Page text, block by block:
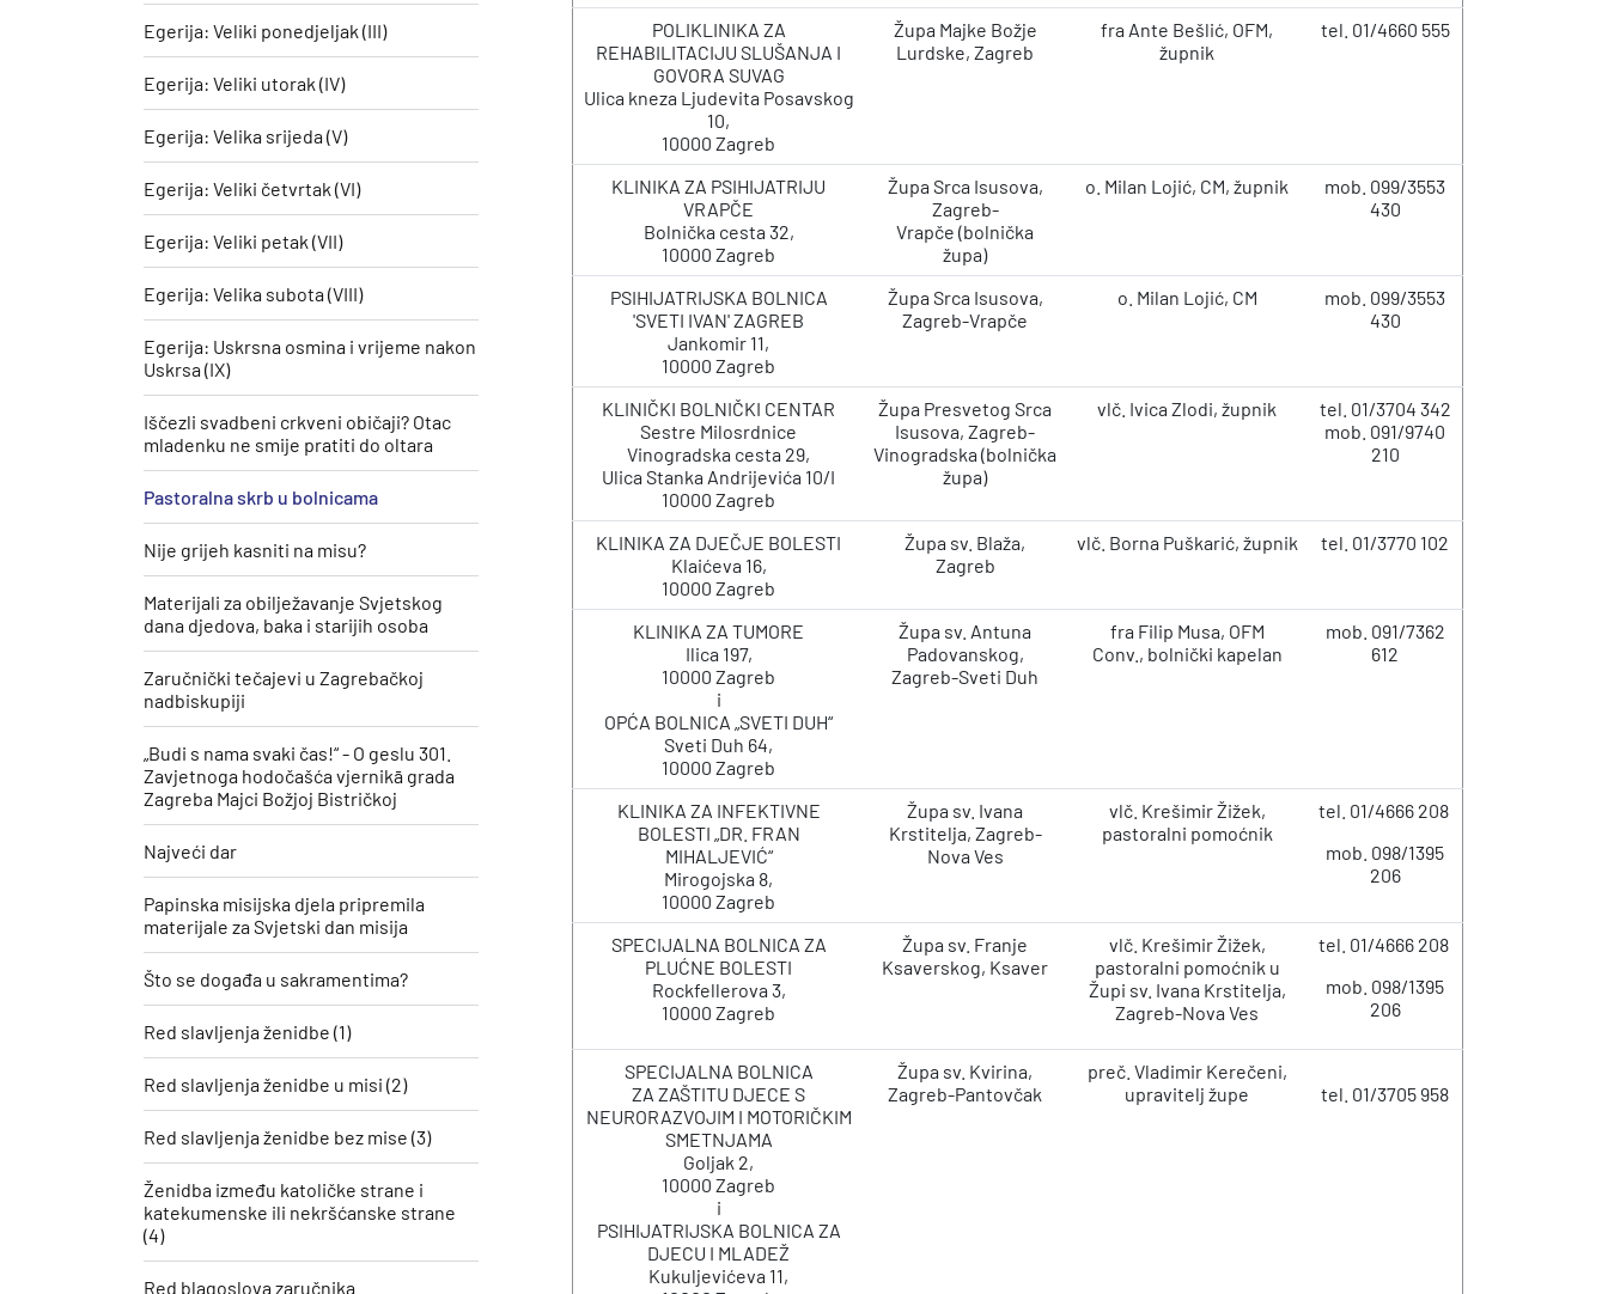
Egerija: Veliki ponedjeljak (III)
Egerija: Veliki utorak (IV)
Egerija: Velika srijeda (V)
Egerija: Veliki četvrtak (VI)
Egerija: Veliki petak (VII)
Egerija: Velika subota (VIII)
Egerija: Uskrsna osmina i vrijeme nakon
Uskrsa (IX)
Iščezli svadbeni crkveni običaji? Otac
mladenku ne smije pratiti do oltara
Pastoralna skrb u bolnicama
Nije grijeh kasniti na misu?
Materijali za obilježavanje Svjetskog
dana djedova, baka i starijih osoba
Zaručnički tečajevi u Zagrebačkoj
nadbiskupiji
„Budi s nama svaki čas!“ - O geslu 301.
Zavjetnoga hodočašća vjernikā grada
Zagreba Majci Božjoj Bistričkoj
Najveći dar
Papinska misijska djela pripremila
materijale za Svjetski dan misija
Što se događa u sakramentima?
Red slavljenja ženidbe (1)
Red slavljenja ženidbe u misi (2)
Red slavljenja ženidbe bez mise (3)
Ženidba između katoličke strane i
katekumenske ili nekršćanske strane
(4)
Red blagoslova zaručnika
POLIKLINIKA ZA
REHABILITACIJU SLUŠANJA I
GOVORA SUVAG
Ulica kneza Ljudevita Posavskog
10,
10000 Zagreb
Župa Majke Božje
Lurdske, Zagreb
fra Ante Bešlić, OFM,
župnik
tel. 01/4660 555
KLINIKA ZA PSIHIJATRIJU
VRAPČE
Bolnička cesta 32,
10000 Zagreb
Župa Srca Isusova,
Zagreb-
Vrapče (bolnička
župa)
o. Milan Lojić, CM, župnik
mob. 099/3553
430
PSIHIJATRIJSKA BOLNICA
'SVETI IVAN' ZAGREB
Jankomir 11,
10000 Zagreb
Župa Srca Isusova,
Zagreb-Vrapče
o. Milan Lojić, CM
mob. 099/3553
430
KLINIČKI BOLNIČKI CENTAR
Sestre Milosrdnice
Vinogradska cesta 29,
Ulica Stanka Andrijevića 10/I
10000 Zagreb
Župa Presvetog Srca
Isusova, Zagreb-
Vinogradska (bolnička
župa)
vlč. Ivica Zlodi, župnik
tel. 01/3704 342
mob. 091/9740
210
KLINIKA ZA DJEČJE BOLESTI
Klaićeva 16,
10000 Zagreb
Župa sv. Blaža,
Zagreb
vlč. Borna Puškarić, župnik tel. 01/3770 102
KLINIKA ZA TUMORE
Ilica 197,
10000 Zagreb
i
OPĆA BOLNICA „SVETI DUH“
Sveti Duh 64,
10000 Zagreb
Župa sv. Antuna
Padovanskog,
Zagreb-Sveti Duh
fra Filip Musa, OFM
Conv., bolnički kapelan
mob. 091/7362
612
KLINIKA ZA INFEKTIVNE
BOLESTI „DR. FRAN
MIHALJEVIĆ“
Mirogojska 8,
10000 Zagreb
Župa sv. Ivana
Krstitelja, Zagreb-
Nova Ves
vlč. Krešimir Žižek,
pastoralni pomoćnik
tel. 01/4666 208
mob. 098/1395
206
SPECIJALNA BOLNICA ZA
PLUĆNE BOLESTI
Rockfellerova 3,
10000 Zagreb
Župa sv. Franje
Ksaverskog, Ksaver
vlč. Krešimir Žižek,
pastoralni pomoćnik u
Župi sv. Ivana Krstitelja,
Zagreb-Nova Ves
tel. 01/4666 208
mob. 098/1395
206
SPECIJALNA BOLNICA
ZA ZAŠTITU DJECE S
NEURORAZVOJIM I MOTORIČKIM
SMETNJAMA
Goljak 2,
10000 Zagreb
i
PSIHIJATRIJSKA BOLNICA ZA
DJECU I MLADEŽ
Kukuljevićeva 11,
Župa sv. Kvirina,
Zagreb-Pantovčak
preč. Vladimir Kerečeni,
upravitelj župe
tel. 01/3705 958